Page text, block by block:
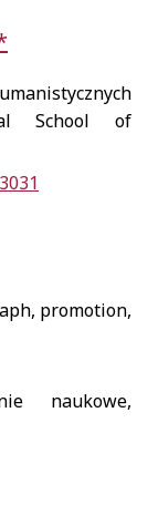
School of
promotion,
naukowe,